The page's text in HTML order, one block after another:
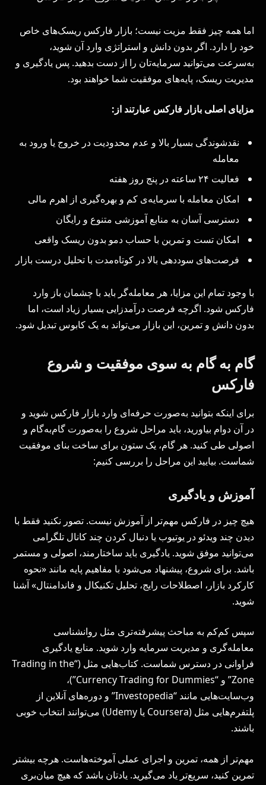
اما همه چیز فقط مزیت نیست؛ بازار فارکس ریسک‌های خاص
خود را دارد. اگر بدون دانش و استراتژی وارد آن شوید،
به‌سرعت می‌توانید سرمایه‌تان را از دست بدهید. پس یادگیری و
مدیریت ریسک، پایه‌های موفقیت شما خواهند بود.
مزایای اصلی بازار فارکس عبارتند از:
نقدشوندگی بسیار بالا و عدم محدودیت در خروج یا ورود به
معامله
فعالیت ۲۴ ساعته در پنج روز هفته
امکان معامله با سرمایه‌ی کم و بهره‌گیری از اهرم مالی
دسترسی آسان به منابع آموزشی متنوع و رایگان
امکان تست و تمرین با حساب دمو بدون ریسک واقعی
فرصت‌های سوددهی بالا در کوتاه‌مدت با تحلیل درست بازار
با وجود تمام این مزایا، هر معامله‌گر باید با چشمان باز وارد
فارکس شود. اگرچه فرصت درآمدزایی بسیار زیاد است، اما
بدون دانش و تمرین، این بازار می‌تواند به یک کابوس تبدیل شود.
گام به گام به سوی موفقیت و شروع
فارکس
برای اینکه بتوانید به‌صورت حرفه‌ای وارد بازار فارکس شوید و
در آن دوام بیاورید، باید مراحل شروع را به‌صورت گام‌به‌گام و
اصولی طی کنید. هر گام، یک ستون برای ساخت بنای موفقیت
شماست. بیایید این مراحل را بررسی کنیم:
آموزش و یادگیری
هیچ چیز در فارکس مهم‌تر از آموزش نیست. تصور نکنید فقط با
دیدن چند ویدئو در یوتیوب یا دنبال کردن چند کانال تلگرامی
می‌توانید موفق شوید. یادگیری باید ساختارمند، اصولی و مستمر
باشد. برای شروع، پیشنهاد می‌شود با مفاهیم پایه مانند «نحوه
کارکرد بازار، اصطلاحات رایج، تحلیل تکنیکال و فاندامنتال» آشنا
شوید.
سپس کم‌کم به مباحث پیشرفته‌تری مثل روانشناسی
معامله‌گری و مدیریت سرمایه وارد شوید. منابع یادگیری
فراوانی در دسترس شماست. کتاب‌هایی مثل (“Trading in the
Zone” و “Currency Trading for Dummies”)،
وب‌سایت‌هایی مانند “Investopedia” و دوره‌های آنلاین از
پلتفرم‌هایی مثل (Coursera یا Udemy) می‌توانند انتخاب خوبی
باشند.
مهم‌تر از همه، تمرین و اجرای عملی آموخته‌هاست. هرچه بیشتر
تمرین کنید، سریع‌تر یاد می‌گیرید. یادتان باشد که هیچ میان‌بری